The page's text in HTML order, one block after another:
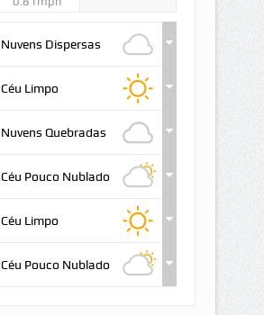
Nuvens Dispersas
Céu Limpo
Nuvens Quebradas
Céu Pouco Nublado
Céu Limpo
Céu Pouco Nublado